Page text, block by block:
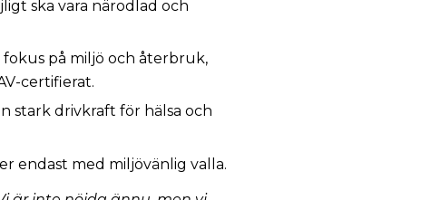
ska vara närodlad och
på miljö och återbruk,
certifierat.
stark drivkraft för hälsa och
endast med miljövänlig valla.